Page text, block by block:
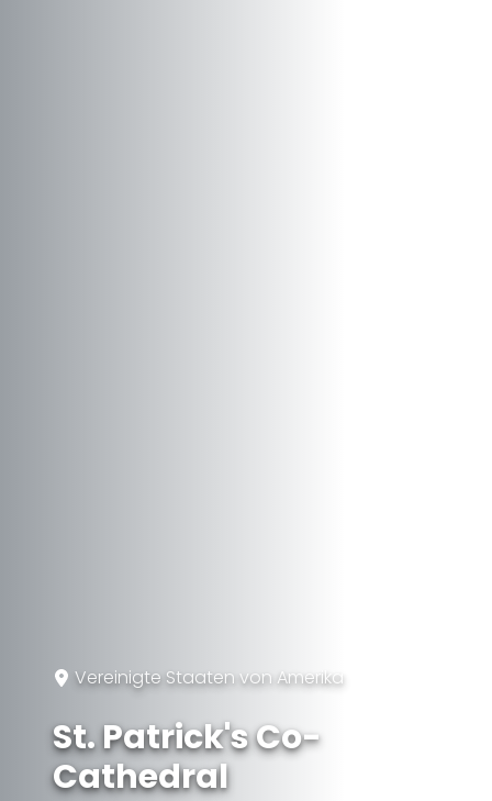
Vereinigte Staaten von Amerika
St. Patrick's Co-
Cathedral